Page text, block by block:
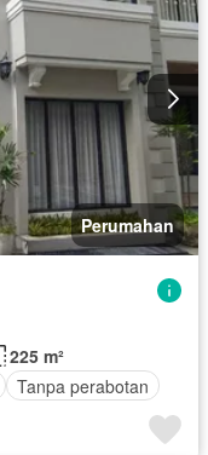
Perumahan
225 m²
Tanpa perabotan